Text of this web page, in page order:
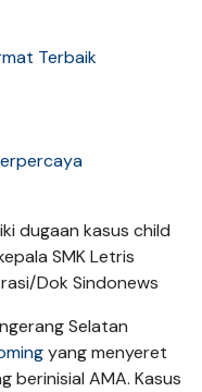
Terbaik
dugaan kasus child
SMK Letris
Dok Sindonews
Selatan
yang menyeret
berinisial AMA. Kasus